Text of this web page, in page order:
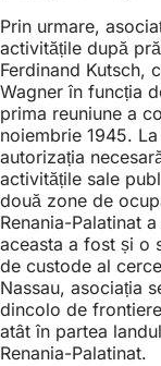
Prin urmare,
activitățile după
Ferdinand Kutsch,
Wagner în funcția
prima reuniune a
noiembrie 1945.
autorizația
activitățile sale
două zone de
Renania-Palatinat
aceasta a fost și o
de custode al
Nassau, asociația
dincolo de
atât în partea
Renania-Palatinat.